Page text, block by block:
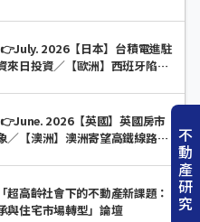
2026【日本】台積電進駐
來日投資／【歐洲】西班牙陷入
2026【英國】英國房市
／【澳洲】澳洲寄望高鐵線路解
高齡社會下的不動產新課題：
與住宅市場轉型」論壇
不
動
產
研
究